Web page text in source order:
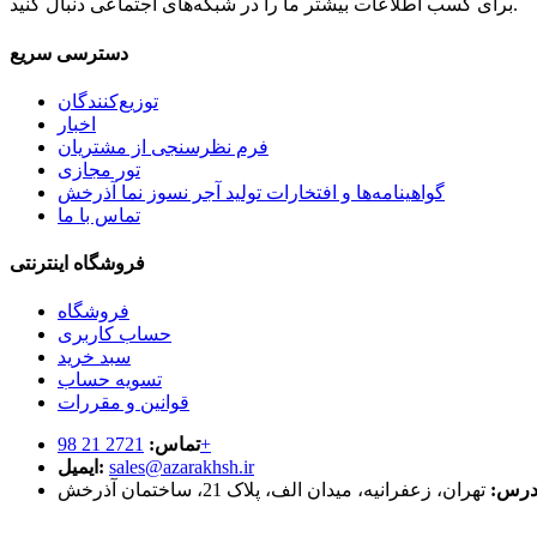
برای کسب اطلاعات بیشتر ما را در شبکه‌های اجتماعی دنبال کنید.
دسترسی سریع
توزیع‌کنندگان
اخبار
فرم نظرسنجی از مشتریان
تور مجازی
گواهینامه‌ها و افتخارات تولید آجر نسوز نما آذرخش
تماس با ما
فروشگاه اینترنتی
فروشگاه
حساب کاربری
سبد خرید
تسویه حساب
قوانین و مقررات
تماس:2721 21 98+
ایمیل: sales@azarakhsh.ir
تهران، زعفرانیه، میدان الف، پلاک 21، ساختمان آذرخش